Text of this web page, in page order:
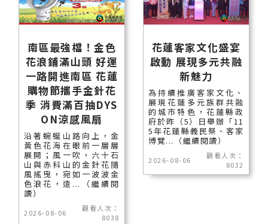
南區最強檔！金色
花浪鋪滿山頭 好運
一路開進南區 花蓮
購物節攜手金針花
季 消費滿百抽DYS
ON涼感風扇
沿著蜿蜒山路向上，金
黃色花海在眼前一層層
展開；風一吹，六十石
山與赤科山的金針花隨
風搖曳，宛如一波波金
色浪花，遠...（繼續閱
讀）
2026-08-06
觀看人次：
8038
花蓮客家文化盛宴
啟動 展現多元共融
新魅力
為持續推廣客家文化、
展現花蓮多元族群共融
的城市特色，花蓮縣政
府於昨（5）日舉辦「11
5年花蓮縣義民祭、客家
博覽...（繼續閱讀）
2026-08-06
觀看人次：
8032